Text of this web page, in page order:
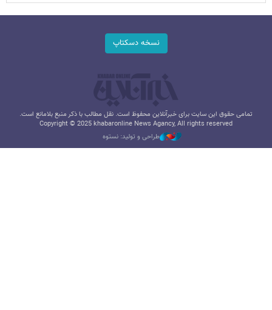
نسخه دسکتاپ
تمامی حقوق این سایت برای خبرآنلاین محفوظ است. نقل مطالب با ذکر منبع بلامانع است.
Copyright © 2025 khabaronline News Agancy, All rights reserved
طراحی و تولید: نستوه